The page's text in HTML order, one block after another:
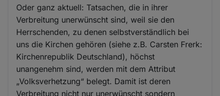
Oder ganz aktuell: Tatsachen, die in ihrer
Verbreitung unerwünscht sind, weil sie den
Herrschenden, zu denen selbstverständlich bei
uns die Kirchen gehören (siehe z.B. Carsten Frerk:
Kirchenrepublik Deutschland), höchst
unangenehm sind, werden mit dem Attribut
„Volksverhetzung“ belegt. Damit ist deren
Verbreitung nicht nur unerwünscht sondern